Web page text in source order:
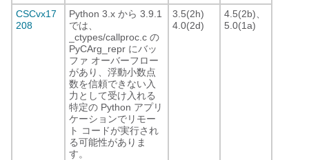
CSCvx17
208
Python 3.x から 3.9.1
では、
_ctypes/callproc.c の
PyCArg_repr にバッ
ファ オーバーフロー
があり、浮動小数点
数を信頼できない入
力として受け入れる
特定の Python アプリ
ケーションでリモー
ト コードが実行され
る可能性がありま
す。
3.5(2h)
4.0(2d)
4.5(2b)、
5.0(1a)